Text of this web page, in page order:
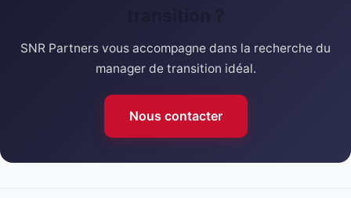
SNR Partners vous accompagne dans la recherche du
manager de transition idéal.
Nous contacter